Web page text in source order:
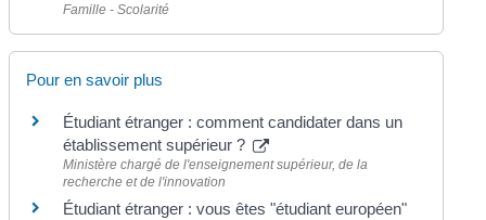
Famille - Scolarité
Pour en savoir plus
Étudiant étranger : comment candidater dans un
établissement supérieur ?
Ministère chargé de l'enseignement supérieur, de la
recherche et de l'innovation
Étudiant étranger : vous êtes "étudiant européen"